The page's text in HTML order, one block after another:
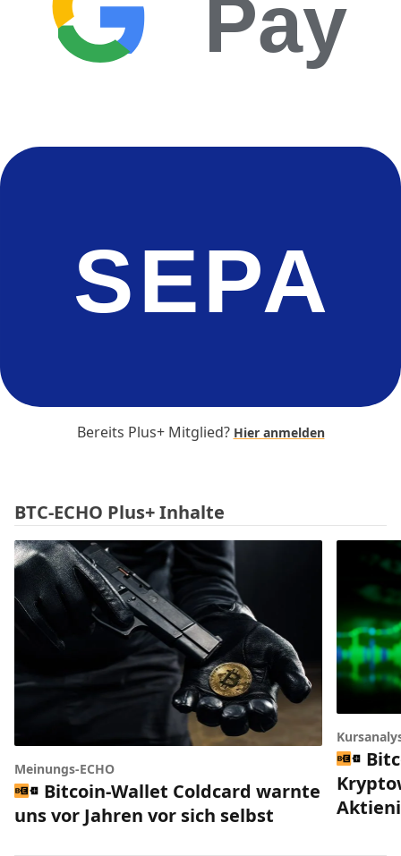
Pay
SEPA
Bereits Plus+ Mitglied? Hier anmelden
BTC-ECHO Plus+ Inhalte
Meinungs-ECHO
Bitcoin-Wallet Coldcard warnte
uns vor Jahren vor sich selbst